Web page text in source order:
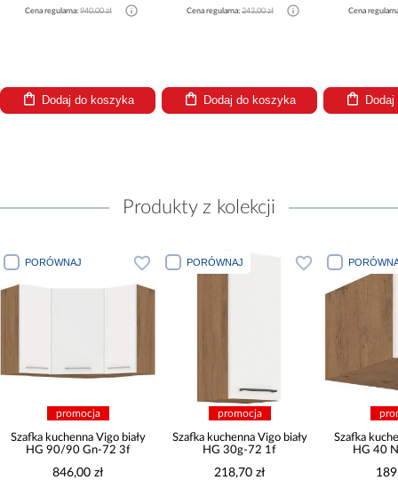
Cena regularna: 940,00 zł
Dodaj do koszyka
Cena regularna: 243,00 zł
Dodaj do koszyka
Cena
Produkty z kolekcji
PORÓWNAJ
promocja
Szafka kuchenna Vigo biały
HG 90/90 Gn-72 3f
846,00 zł
PORÓWNAJ
promocja
Szafka kuchenna Vigo biały
HG 30g-72 1f
218,70 zł
Szafka
HG 40